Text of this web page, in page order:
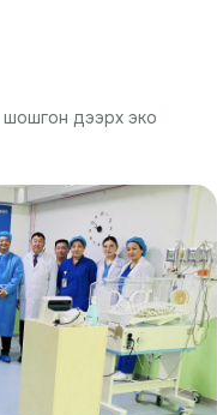
шошгон дээрх эко